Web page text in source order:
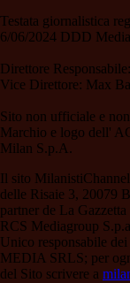
Testata giornalistica
6/06/2024 DDD
Direttore
Vice Direttore: Max
Sito non ufficiale e
Marchio e logo dell'
Milan S.p.A.
Il sito
delle Risaie 3, 20079
partner de La
RCS Mediagroup
Unico responsabile
MEDIA SRLS; per
del Sito scrivere a